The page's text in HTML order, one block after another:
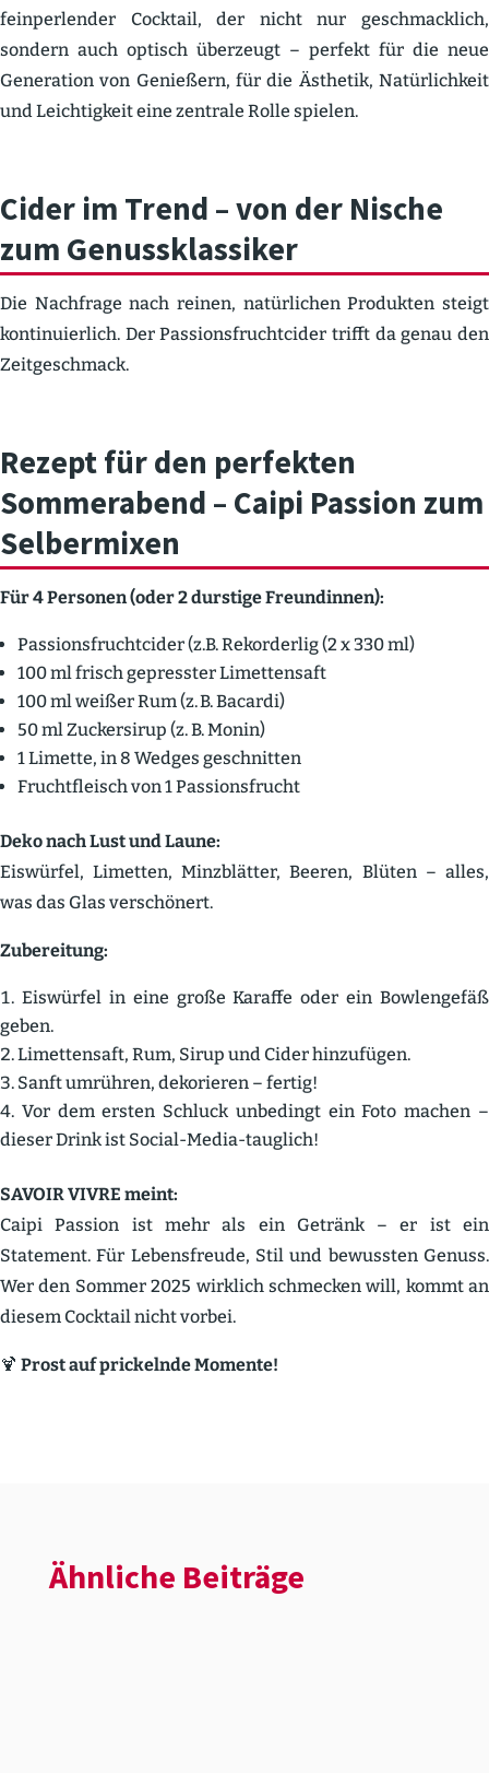
feinper­lender Cocktail, der nicht nur geschmacklich,
sondern auch optisch überzeugt – perfekt für die neue
Generation von Genießern, für die Ästhetik, Natür­lichkeit
und Leich­tigkeit eine zentrale Rolle spielen.
Cider im Trend – von der Nische
zum Genuss­klas­siker
Die Nachfrage nach reinen, natür­lichen Produkten steigt
konti­nu­ierlich. Der Passi­ons­frucht­cider trifft da genau den
Zeitge­schmack.
Rezept für den perfekten
Sommer­abend – Caipi Passion zum
Selber­mixen
Für 4 Personen (oder 2 durstige Freun­dinnen):
Passi­ons­frucht­cider (z.B. Rekor­derlig (2 x 330 ml)
100 ml frisch gepresster Limet­tensaft
100 ml weißer Rum (z. B. Bacardi)
50 ml Zucker­sirup (z. B. Monin)
1 Limette, in 8 Wedges geschnitten
Frucht­fleisch von 1 Passi­ons­frucht
Deko nach Lust und Laune:
Eiswürfel, Limetten, Minzblätter, Beeren, Blüten – alles,
was das Glas verschönert.
Zubereitung:
Eiswürfel in eine große Karaffe oder ein Bowlen­gefäß
geben.
Limet­tensaft, Rum, Sirup und Cider hinzu­fügen.
Sanft umrühren, dekorieren – fertig!
Vor dem ersten Schluck unbedingt ein Foto machen –
dieser Drink ist Social-Media-tauglich!
SAVOIR VIVRE meint:
Caipi Passion ist mehr als ein Getränk – er ist ein
Statement. Für Lebens­freude, Stil und bewussten Genuss.
Wer den Sommer 2025 wirklich schmecken will, kommt an
diesem Cocktail nicht vorbei.
🍹 Prost auf prickelnde Momente!
Ähnliche Beiträge